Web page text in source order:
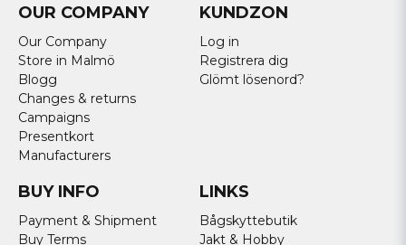
OUR COMPANY
Our Company
Store in Malmö
Blogg
Changes & returns
Campaigns
Presentkort
Manufacturers
KUNDZON
Log in
Registrera dig
Glömt lösenord?
BUY INFO
Payment & Shipment
Buy Terms
LINKS
Bågskyttebutik
Jakt & Hobby